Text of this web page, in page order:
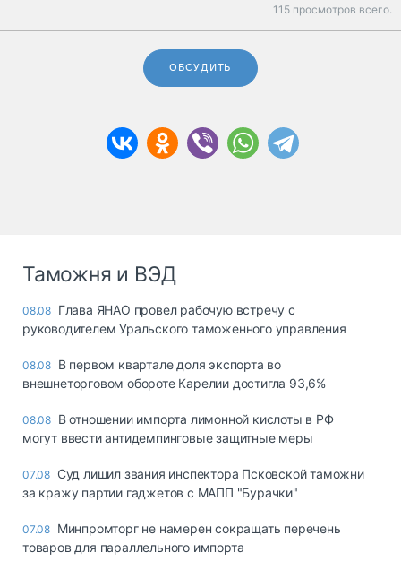
115 просмотров всего.
ОБСУДИТЬ
Таможня и ВЭД
08.08 Глава ЯНАО провел рабочую встречу с
руководителем Уральского таможенного управления
08.08 В первом квартале доля экспорта во
внешнеторговом обороте Карелии достигла 93,6%
08.08 В отношении импорта лимонной кислоты в РФ
могут ввести антидемпинговые защитные меры
07.08 Суд лишил звания инспектора Псковской таможни
за кражу партии гаджетов с МАПП "Бурачки"
07.08 Минпромторг не намерен сокращать перечень
товаров для параллельного импорта